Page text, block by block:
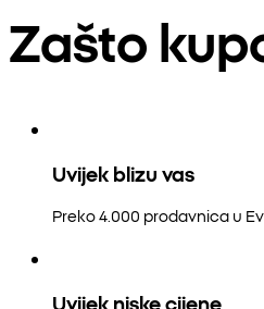
Zašto
Uvijek blizu vas
Preko 4.000 prodavnica u
Uvijek niske cijene